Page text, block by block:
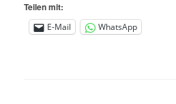
Teilen mit:
E-Mail WhatsApp